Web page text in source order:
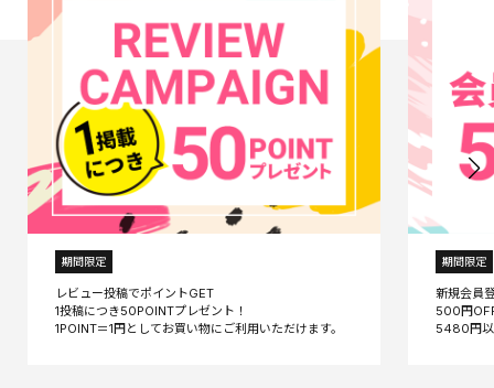
期間限定
レビュー投稿でポイントGET
1投稿につき50POINTプレゼント！
期間限定
新規会員
500円